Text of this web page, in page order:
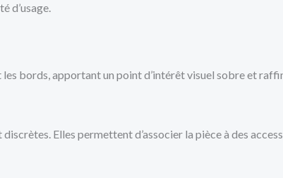
d’usage.
bords, apportant un point d’intérêt visuel sobre et
Elles permettent d’associer la pièce à des